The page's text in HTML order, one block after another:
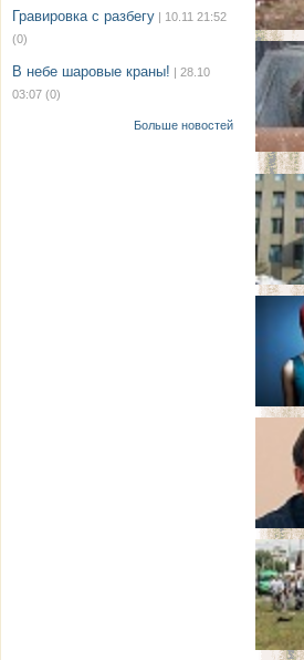
Гравировка с разбегу | 10.11 21:52
(0)
В небе шаровые краны! | 28.10
03:07 (0)
Больше новостей